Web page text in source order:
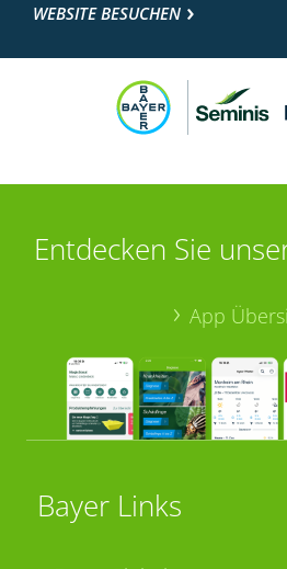
WEBSITE BESUCHEN
Entdecken Sie
App
Bayer Links